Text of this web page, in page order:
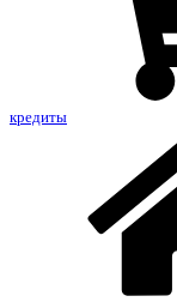
кредиты